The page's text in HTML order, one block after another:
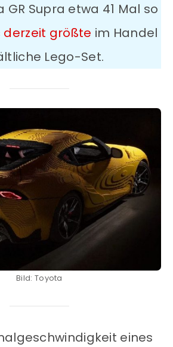
GR Supra etwa 41 Mal so
derzeit größte im Handel
Lego-Set.
Bild: Toyota
eines